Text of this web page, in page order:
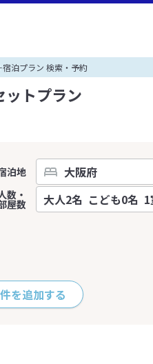
泊プラン 検索・予約
ットプラン
泊地
数・
屋数
を追加する